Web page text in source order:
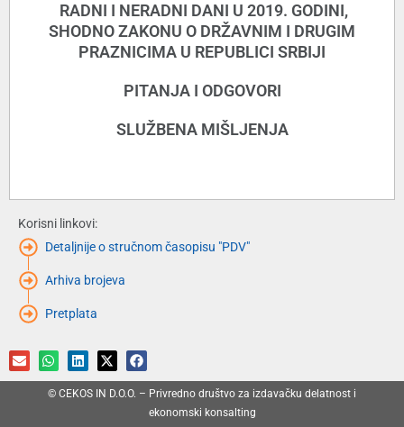
RADNI I NERADNI DANI U 2019. GODINI,
SHODNO ZAKONU O DRŽAVNIM I DRUGIM
PRAZNICIMA U REPUBLICI SRBIJI
PITANJA I ODGOVORI
SLUŽBENA MIŠLJENJA
Korisni linkovi:
Detaljnije o stručnom časopisu "PDV"
Arhiva brojeva
Pretplata
© CEKOS IN D.O.O. – Privredno društvo za izdavačku delatnost i
ekonomski konsalting